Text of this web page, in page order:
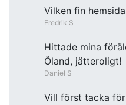
Vilken fin
Fredrik S
Hittade mina
Öland, jätteroligt!
Daniel S
Vill först tacka